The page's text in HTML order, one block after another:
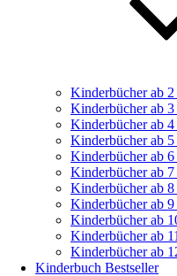
Kinderbücher ab 2
Kinderbücher ab 3
Kinderbücher ab 4
Kinderbücher ab 5
Kinderbücher ab 6
Kinderbücher ab 7
Kinderbücher ab 8
Kinderbücher ab 9
Kinderbücher ab
Kinderbücher ab
Kinderbücher ab
Kinderbuch Bestseller